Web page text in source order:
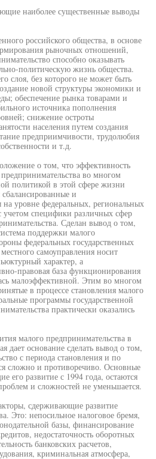
наиболее существенные выводы
российского общества, в основе
рыночных отношений,
способно оказывать
политическую жизнь общества.
слоя, без которого не может быть
новой структуры экономики и
обеспечение рынка товарами и
источника пополнения
снижение остроты
населения путем создания
предприимчивости, трудолюбия
и т.д.
о том, что эффективность
во многом
политикой в этой сфере жизни
и
уровне федеральных, региональных
учетом специфики различных сфер
Сделан вывод о том,
поддержки малого
федеральных государственных
самоуправления носит
характер, а
правовая база функционирования
малоэффективной. Этим во многом
в процессе становления малого
программы государственной
практически оказались
малого предпринимательства в
дает основание сделать вывод о том,
с периода становления и по
сложно и противоречиво. Основные
его развитие с 1994 года, остаются
и сложностей не уменьшается.
сдерживающие развитие
Это: непосильное налоговое бремя,
базы, финансирование
недостаточность оборотных
банковских расчетов,
криминальная атмосфера,